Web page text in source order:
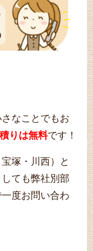
なことでもお
りは無料です！
塚・川西）と
ても弊社別部
度お問い合わ